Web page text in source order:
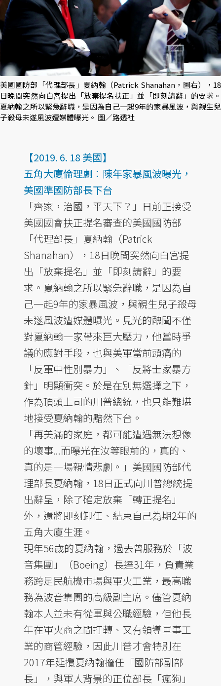
美國國防部「代理部長」夏納翰（Patrick Shanahan，圖右），18
日晚間突然向白宮提出「放棄提名扶正」並「即刻請辭」的要求。
夏納翰之所以緊急辭職，是因為自己一起9年的家暴風波，與親生兒
子殺母未遂風波遭媒體曝光。 圖／路透社
【2019. 6. 18 美國】
五角大廈倫理劇：陳年家暴風波曝光，
美國準國防部長下台
「齊家，治國，平天下？」日前正接受
美國國會扶正提名審查的美國國防部
「代理部長」夏納翰（Patrick
Shanahan），18日晚間突然向白宮提
出「放棄提名」並「即刻請辭」的要
求。夏納翰之所以緊急辭職，是因為自
己一起9年的家暴風波，與親生兒子殺母
未遂風波遭媒體曝光。見光的醜聞不僅
對夏納翰一家帶來巨大壓力，他當時爭
議的應對手段，也與美軍當前頭痛的
「反軍中性別暴力」、「反將士家暴方
針」明顯衝突。於是在別無選擇之下，
作為頂頭上司的川普總統，也只能難堪
地接受夏納翰的黯然下台。
「再美滿的家庭，都可能遭遇無法想像
的壞事...而曝光在汝等眼前的，真的、
真的是一場親情悲劇。」美國國防部代
理部長夏納翰，18日正式向川普總統提
出辭呈，除了確定放棄「轉正提名」
外，還將即刻卸任、結束自己為期2年的
五角大廈生涯。
現年56歲的夏納翰，過去曾服務於「波
音集團」（Boeing）長達31年，負責業
務跨足民航機市場與軍火工業，最高職
務為波音集團的高級副主席。儘管夏納
翰本人並未有從軍與公職經驗，但他長
年在軍火商之間打轉、又有領導軍事工
業的商管經驗，因此川普才會特別在
2017年延攬夏納翰擔任「國防部副部
長」，與軍人背景的正位部長「瘋狗」